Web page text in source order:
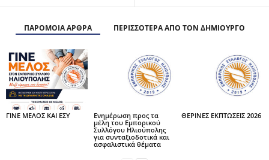
ΠΑΡΟΜΟΙΑ ΑΡΘΡΑ ΠΕΡΙΣΣΟΤΕΡΑ ΑΠΟ ΤΟΝ ΔΗΜΙΟΥΡΓΟ
ΓΙΝΕ ΜΕΛΟΣ ΚΑΙ ΕΣΥ
Ενημέρωση προς τα
μέλη του Εμπορικού
Συλλόγου Ηλιούπολης
για συνταξιοδοτικά και
ασφαλιστικά θέματα
ΘΕΡΙΝΕΣ ΕΚΠΤΩΣΕΙΣ 2026